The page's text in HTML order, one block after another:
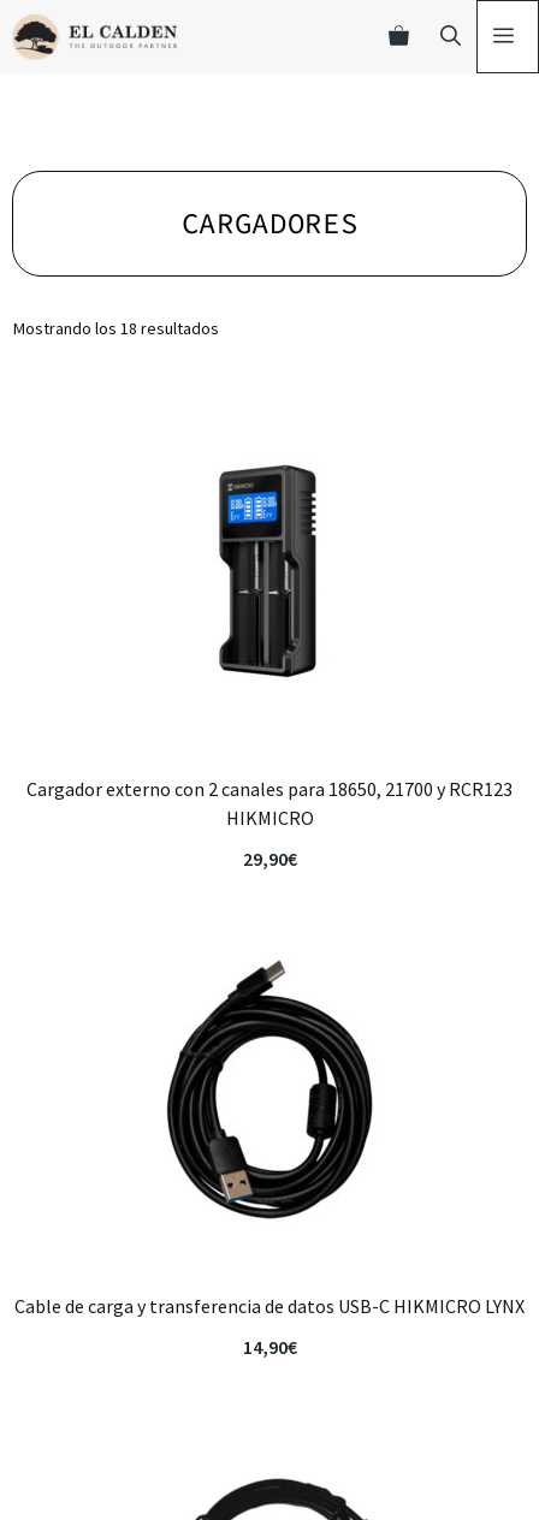
CARGADORES
Mostrando los 18 resultados
Cargador externo con 2 canales para 18650, 21700 y RCR123
HIKMICRO
29,90€
Cable de carga y transferencia de datos USB-C HIKMICRO LYNX
14,90€